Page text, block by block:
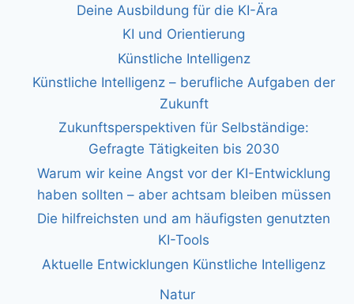
Deine Ausbildung für die KI-Ära
KI und Orientierung
Künstliche Intelligenz
Künstliche Intelligenz – berufliche Aufgaben der
Zukunft
Zukunftsperspektiven für Selbständige:
Gefragte Tätigkeiten bis 2030
Warum wir keine Angst vor der KI-Entwicklung
haben sollten – aber achtsam bleiben müssen
Die hilfreichsten und am häufigsten genutzten
KI-Tools
Aktuelle Entwicklungen Künstliche Intelligenz
Natur